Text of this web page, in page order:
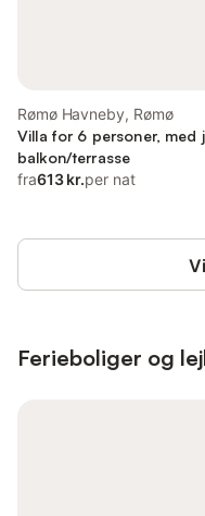
Rømø Havneby, Rømø
Villa for 6 personer, med
balkon/terrasse
fra613 kr.per nat
Ferieboliger og